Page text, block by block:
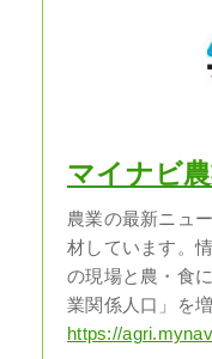
マイナビ
農業の最新ニュ
材しています。
の現場と農・食
業関係人口」を
https://